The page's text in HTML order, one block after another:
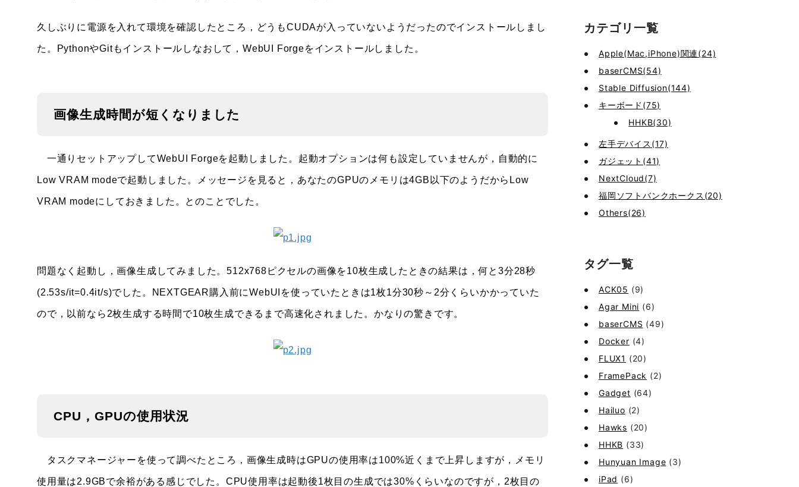
久しぶりに電源を入れて環境を確認したところ，どうもCUDAが入っていないようだったのでインストールしまし
た。PythonやGitもインストールしなおして，WebUI Forgeをインストールしました。
画像生成時間が短くなりました
一通りセットアップしてWebUI Forgeを起動しました。起動オプションは何も設定していませんが，自動的に
Low VRAM modeで起動しました。メッセージを見ると，あなたのGPUのメモリは4GB以下のようだからLow
VRAM modeにしておきました。とのことでした。
問題なく起動し，画像生成してみました。512x768ピクセルの画像を10枚生成したときの結果は，何と3分28秒
(2.53s/it=0.4it/s)でした。NEXTGEAR購入前にWebUIを使っていたときは1枚1分30秒～2分くらいかかっていた
ので，以前なら2枚生成する時間で10枚生成できるまで高速化されました。かなりの驚きです。
CPU，GPUの使用状況
タスクマネージャーを使って調べたところ，画像生成時はGPUの使用率は100%近くまで上昇しますが，メモリ
使用量は2.9GBで余裕がある感じでした。CPU使用率は起動後1枚目の生成では30%くらいなのですが，2枚目の
カテゴリ一覧
Apple(Mac,iPhone)関連(24)
baserCMS(54)
Stable Diffusion(144)
キーボード(75)
HHKB(30)
左手デバイス(17)
ガジェット(41)
NextCloud(7)
福岡ソフトバンクホークス(20)
Others(26)
タグ一覧
ACK05 (9)
Agar Mini (6)
baserCMS (49)
Docker (4)
FLUX1 (20)
FramePack (2)
Gadget (64)
Hailuo (2)
Hawks (20)
HHKB (33)
Hunyuan Image (3)
iPad (6)